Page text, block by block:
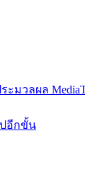
มวลผล
ปอีกขั้น